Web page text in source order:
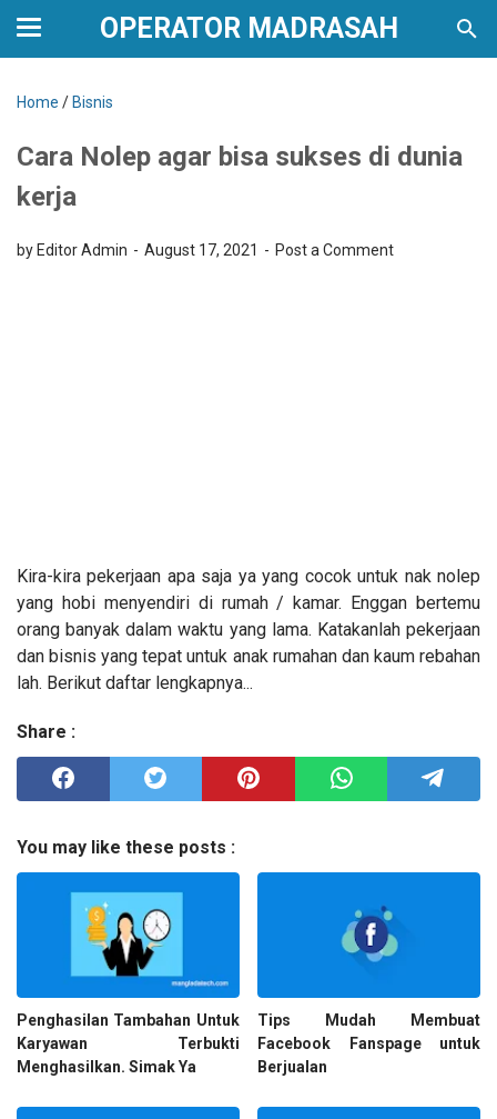
OPERATOR MADRASAH
Home / Bisnis
Cara Nolep agar bisa sukses di dunia
kerja
by Editor Admin August 17, 2021 Post a Comment
Kira-kira pekerjaan apa saja ya yang cocok untuk nak nolep
yang hobi menyendiri di rumah / kamar. Enggan bertemu
orang banyak dalam waktu yang lama. Katakanlah pekerjaan
dan bisnis yang tepat untuk anak rumahan dan kaum rebahan
lah. Berikut daftar lengkapnya...
Share :
You may like these posts :
Penghasilan Tambahan Untuk
Karyawan Terbukti
Menghasilkan. Simak Ya
Tips Mudah Membuat
Facebook Fanspage untuk
Berjualan